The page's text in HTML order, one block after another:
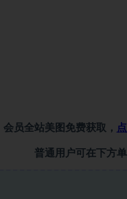
会员全站美图免费获取，
普通用户可在下方单